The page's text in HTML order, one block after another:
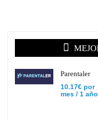
Parentaler
10.17€ por
mes / 1 año